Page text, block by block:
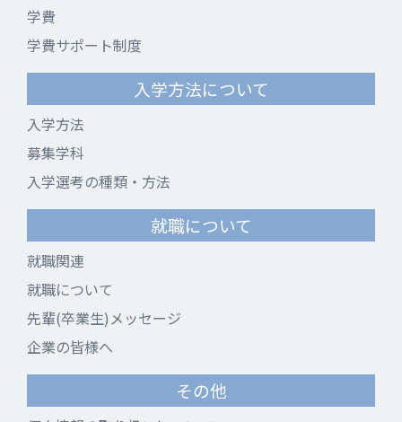
学費
学費サポート制度
入学方法について
入学方法
募集学科
入学選考の種類・方法
就職について
就職関連
就職について
先輩(卒業生)メッセージ
企業の皆様へ
その他